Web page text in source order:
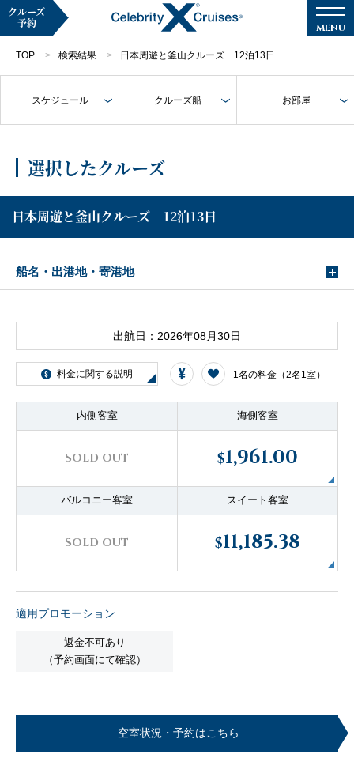
クルーズ検索
キャンペーン・特集
クルーズの楽しみ方
船内へようこそ
客船のご案内
寄港地ガイド
ご予約後の流れ お問い合わせ
セレブリティクルーズの世
クルーズ
予約
TOP 検索結果 日本周遊と釜山クルーズ 12泊13日
スケジュール クルーズ船 お部屋
選択したクルーズ
日本周遊と釜山クルーズ 12泊13日
船名・出港地・寄港地
出航日：2026年08月30日
料金に関する説明 1名の料金（2名1室）
内側客室
SOLD OUT
海側客室
$1,961.00
バルコニー客室
SOLD OUT
スイート客室
$11,185.38
適用プロモーション
返金不可あり
（予約画面にて確認）
空室状況・予約はこちら